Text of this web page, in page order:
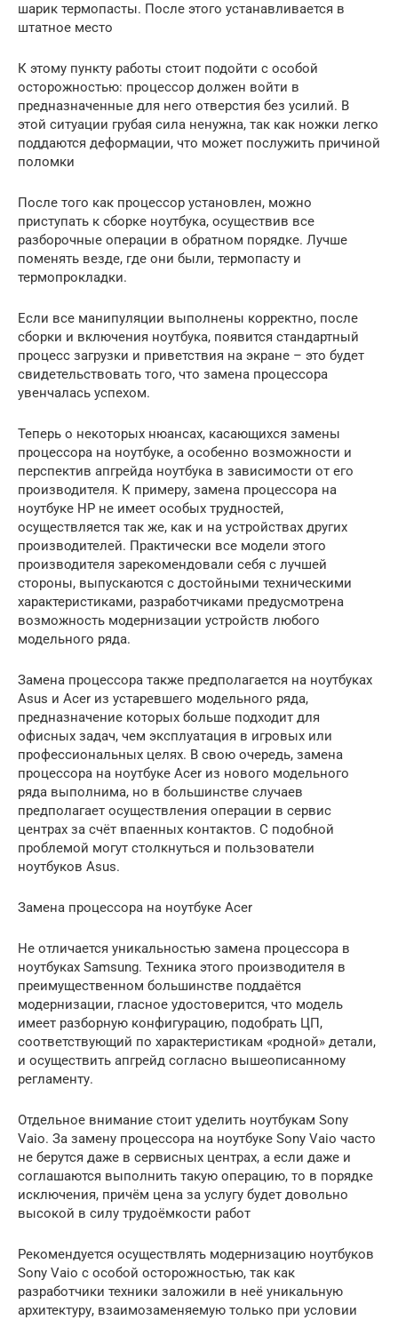
шарик термопасты. После этого устанавливается в
штатное место
К этому пункту работы стоит подойти с особой
осторожностью: процессор должен войти в
предназначенные для него отверстия без усилий. В
этой ситуации грубая сила ненужна, так как ножки легко
поддаются деформации, что может послужить причиной
поломки
После того как процессор установлен, можно
приступать к сборке ноутбука, осуществив все
разборочные операции в обратном порядке. Лучше
поменять везде, где они были, термопасту и
термопрокладки.
Если все манипуляции выполнены корректно, после
сборки и включения ноутбука, появится стандартный
процесс загрузки и приветствия на экране – это будет
свидетельствовать того, что замена процессора
увенчалась успехом.
Теперь о некоторых нюансах, касающихся замены
процессора на ноутбуке, а особенно возможности и
перспектив апгрейда ноутбука в зависимости от его
производителя. К примеру, замена процессора на
ноутбуке HP не имеет особых трудностей,
осуществляется так же, как и на устройствах других
производителей. Практически все модели этого
производителя зарекомендовали себя с лучшей
стороны, выпускаются с достойными техническими
характеристиками, разработчиками предусмотрена
возможность модернизации устройств любого
модельного ряда.
Замена процессора также предполагается на ноутбуках
Asus и Acer из устаревшего модельного ряда,
предназначение которых больше подходит для
офисных задач, чем эксплуатация в игровых или
профессиональных целях. В свою очередь, замена
процессора на ноутбуке Acer из нового модельного
ряда выполнима, но в большинстве случаев
предполагает осуществления операции в сервис
центрах за счёт впаенных контактов. С подобной
проблемой могут столкнуться и пользователи
ноутбуков Asus.
Замена процессора на ноутбуке Acer
Не отличается уникальностью замена процессора в
ноутбуках Samsung. Техника этого производителя в
преимущественном большинстве поддаётся
модернизации, гласное удостоверится, что модель
имеет разборную конфигурацию, подобрать ЦП,
соответствующий по характеристикам «родной» детали,
и осуществить апгрейд согласно вышеописанному
регламенту.
Отдельное внимание стоит уделить ноутбукам Sony
Vaio. За замену процессора на ноутбуке Sony Vaio часто
не берутся даже в сервисных центрах, а если даже и
соглашаются выполнить такую операцию, то в порядке
исключения, причём цена за услугу будет довольно
высокой в силу трудоёмкости работ
Рекомендуется осуществлять модернизацию ноутбуков
Sony Vaio с особой осторожностью, так как
разработчики техники заложили в неё уникальную
архитектуру, взаимозаменяемую только при условии